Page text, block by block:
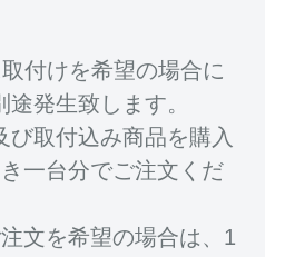
付けを希望の場合に
発生致します。
び取付込み商品を購入
一台分でご注文くだ
文を希望の場合は、1